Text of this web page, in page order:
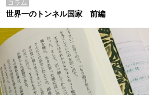
コラム
世界一のトンネル国家 前編